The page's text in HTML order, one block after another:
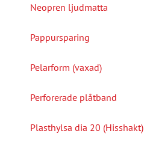
Neopren ljudmatta
Pappursparing
Pelarform (vaxad)
Perforerade plåtband
Plasthylsa dia 20 (Hisshakt)